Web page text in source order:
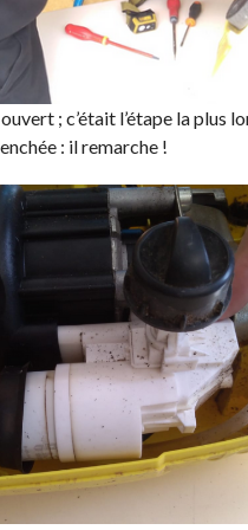
; c’était l’étape la plus
: il remarche !